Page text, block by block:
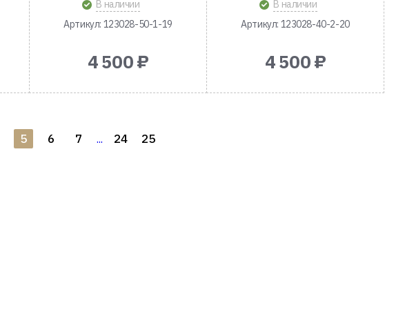
В наличии
Артикул: 123028-50-1-19
4 500 ₽
В наличии
Артикул: 123028-40-2-20
4 500 ₽
5 6 7 ... 24 25